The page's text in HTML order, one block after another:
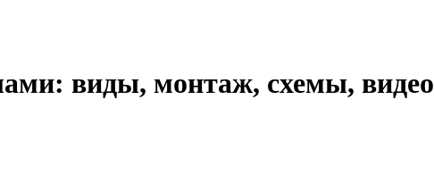
виды, монтаж, схемы, видео